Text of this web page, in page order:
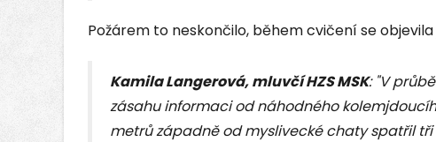
Požárem to neskončilo, během cvičení se
Kamila Langerová, mluvčí HZS MSK: "V
zásahu informaci od náhodného
metrů západně od myslivecké chaty spatřil tři